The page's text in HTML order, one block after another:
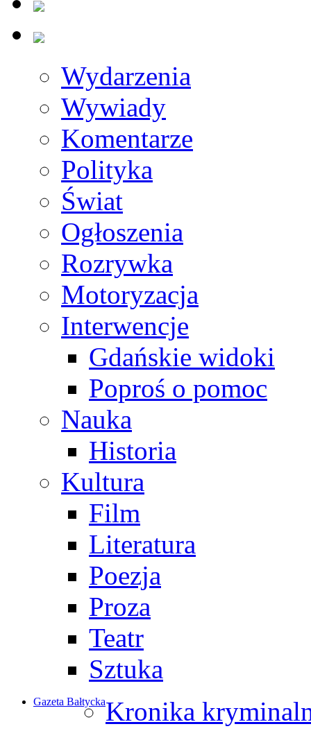
Wydarzenia
Wywiady
Komentarze
Polityka
Świat
Ogłoszenia
Rozrywka
Motoryzacja
Interwencje
Gdańskie widoki
Poproś o pomoc
Nauka
Historia
Kultura
Film
Literatura
Poezja
Proza
Teatr
Sztuka
Gazeta BałtyckaKronika